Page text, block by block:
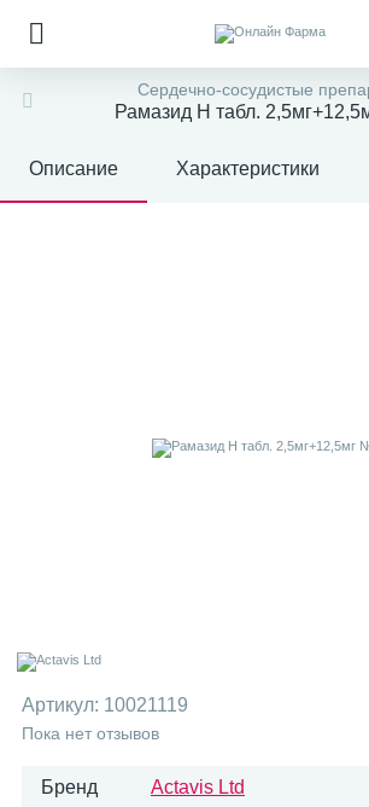
Сердечно-сосудистые
Рамазид Н табл.
Описание Характеристики
Артикул: 10021119
Пока нет отзывов
Бренд Actavis Ltd